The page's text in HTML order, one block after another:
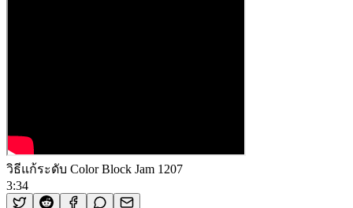
วิธีแก้ระดับ Color Block Jam 1207
3:34